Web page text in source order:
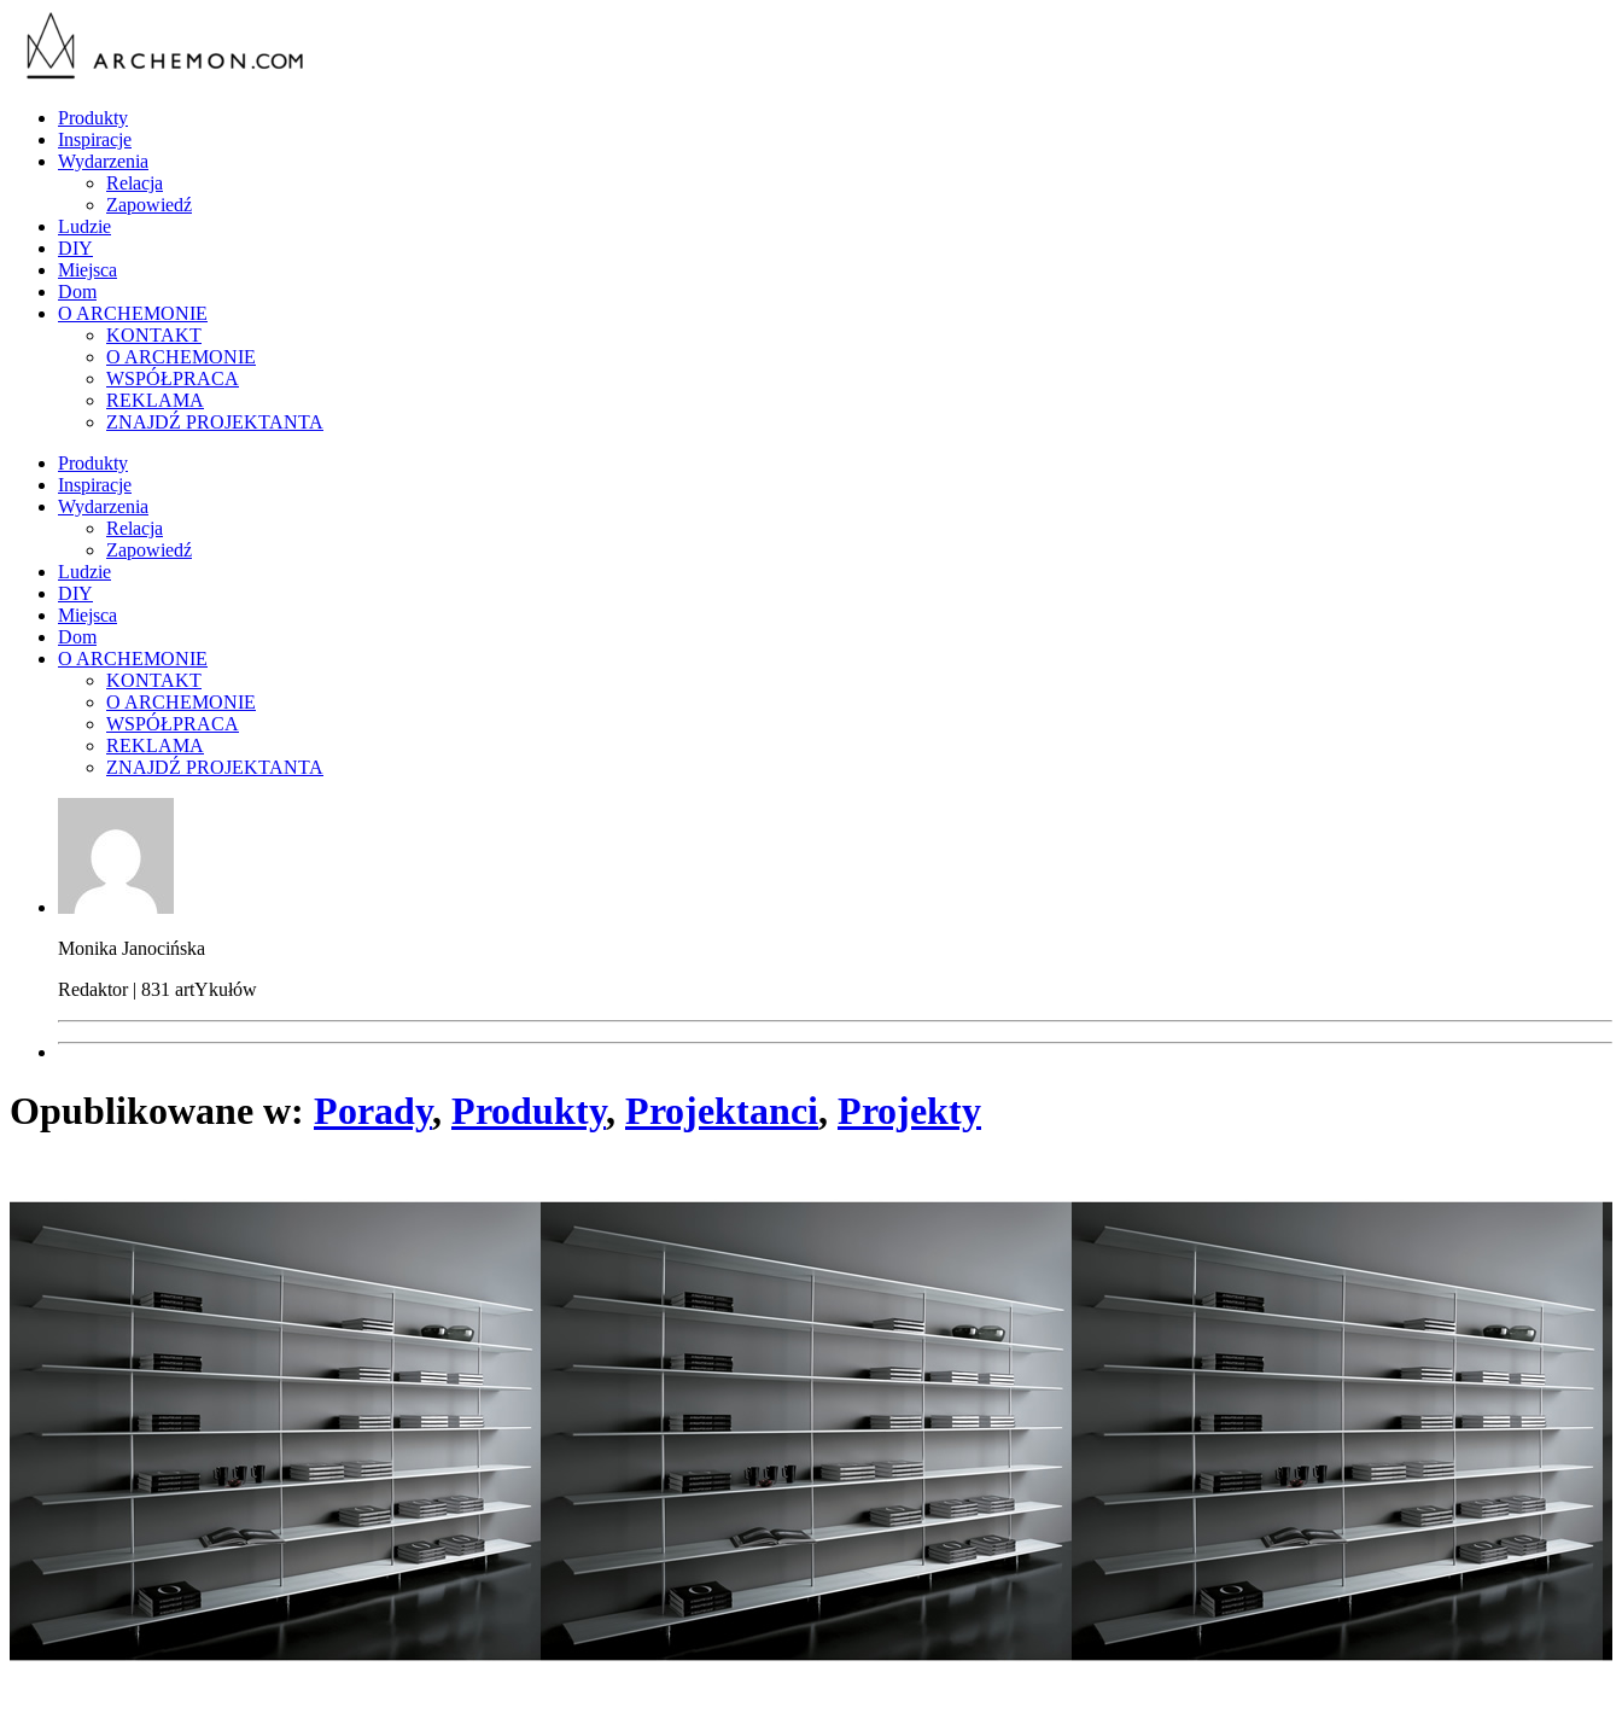
Produkty
Inspiracje
Wydarzenia
Relacja
Zapowiedź
Ludzie
DIY
Miejsca
Dom
O ARCHEMONIE
KONTAKT
O ARCHEMONIE
WSPÓŁPRACA
REKLAMA
ZNAJDŹ PROJEKTANTA
Produkty
Inspiracje
Wydarzenia
Relacja
Zapowiedź
Ludzie
DIY
Miejsca
Dom
O ARCHEMONIE
KONTAKT
O ARCHEMONIE
WSPÓŁPRACA
REKLAMA
ZNAJDŹ PROJEKTANTA
Monika Janocińska
Redaktor | 831 artYkułów
Opublikowane w: Porady, Produkty, Projektanci, Projekty